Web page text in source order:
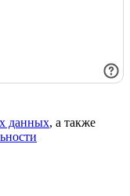
данных, а также